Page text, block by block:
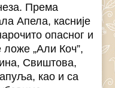
Према
Апела, касније
опасног и
ложе „Али Коч”,
Свиштова,
као и са